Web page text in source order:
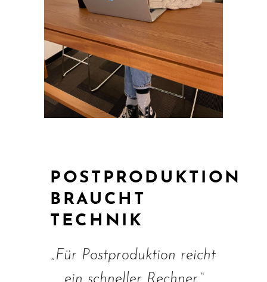
POSTPRODUKTION
BRAUCHT
TECHNIK
„Für Postproduktion reicht